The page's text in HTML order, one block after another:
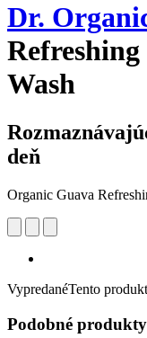
Dr.
Wash
deň
Organic Guava
VypredanéTento
Podobné produkty